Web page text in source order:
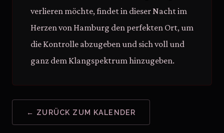
verlieren möchte, findet in dieser Nacht im
Herzen von Hamburg den perfekten Ort, um
die Kontrolle abzugeben und sich voll und
ganz dem Klangspektrum hinzugeben.
← ZURÜCK ZUM KALENDER